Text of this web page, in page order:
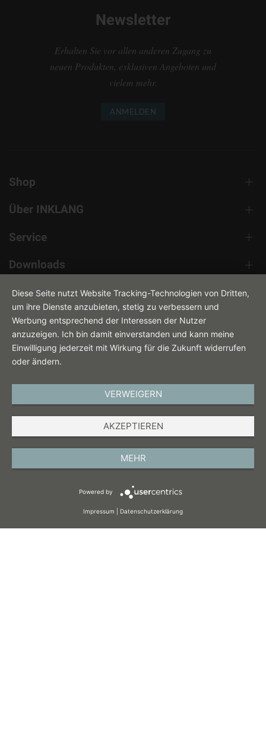
Newsletter
Erhalten Sie vor allen anderen Zugang zu
neuen Produkten, exklusiven Angeboten und
vielem mehr.
ANMELDEN
Shop
Über INKLANG
Service
Downloads
Kontakt
Diese Seite nutzt Website Tracking-Technologien von Dritten,
um ihre Dienste anzubieten, stetig zu verbessern und
Werbung entsprechend der Interessen der Nutzer
anzuzeigen. Ich bin damit einverstanden und kann meine
Einwilligung jederzeit mit Wirkung für die Zukunft widerrufen
oder ändern.
VERWEIGERN
AKZEPTIEREN
MEHR
Powered by
Impressum Datenschutzerklärung